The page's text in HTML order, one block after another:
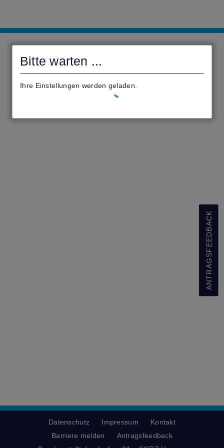
Bitte warten ...
Ihre Einstellungen werden geladen.
ANTRAGSFEEDBACK
Datenschutz Impressum
Kontakt
Barriere melden
Antragsfeedback